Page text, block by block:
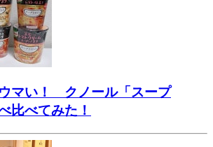
マい！ クノール「スープ
比べてみた！